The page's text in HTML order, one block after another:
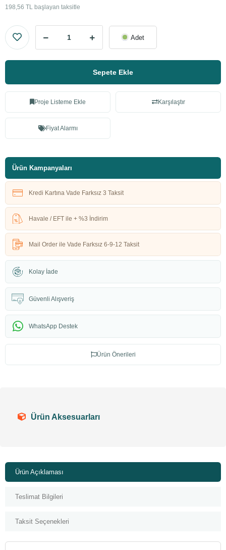
198,56 TL başlayan taksitle
Adet
Sepete Ekle
Proje Listeme Ekle Karşılaştır
Fiyat Alarmı
Ürün Kampanyaları
Kredi Kartına Vade Farksız 3 Taksit
Havale / EFT ile + %3 İndirim
Mail Order ile Vade Farksız 6-9-12 Taksit
Kolay İade
Güvenli Alışveriş
WhatsApp Destek
Ürün Önerileri
Ürün Aksesuarları
Ürün Açıklaması
Teslimat Bilgileri
Taksit Seçenekleri